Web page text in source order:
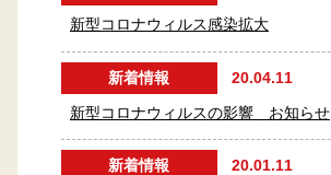
新型コロナウィルス感染拡大
新着情報 20.04.11
新型コロナウィルスの影響 お知らせ
新着情報 20.01.11